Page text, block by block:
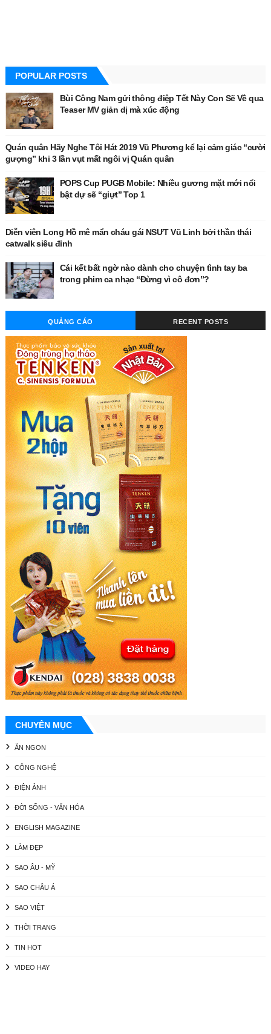
POPULAR POSTS
Bùi Công Nam gửi thông điệp Tết Này Con Sẽ Về qua
Teaser MV giản dị mà xúc động
Quán quân Hãy Nghe Tôi Hát 2019 Vũ Phương kể lại cảm giác “cười
gượng” khi 3 lần vụt mất ngôi vị Quán quân
POPS Cup PUGB Mobile: Nhiều gương mặt mới nổi
bật dự sẽ “giựt” Top 1
Diễn viên Long Hồ mê mẩn cháu gái NSƯT Vũ Linh bởi thần thái
catwalk siêu đỉnh
Cái kết bất ngờ nào dành cho chuyện tình tay ba
trong phim ca nhạc “Đừng vì cô đơn”?
QUẢNG CÁO RECENT POSTS
CHUYÊN MỤC
ĂN NGON
CÔNG NGHỆ
ĐIỆN ẢNH
ĐỜI SỐNG - VĂN HÓA
ENGLISH MAGAZINE
LÀM ĐẸP
SAO ÂU - MỸ
SAO CHÂU Á
SAO VIỆT
THỜI TRANG
TIN HOT
VIDEO HAY